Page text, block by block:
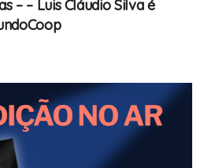
– – Luis Cláudio Silva é